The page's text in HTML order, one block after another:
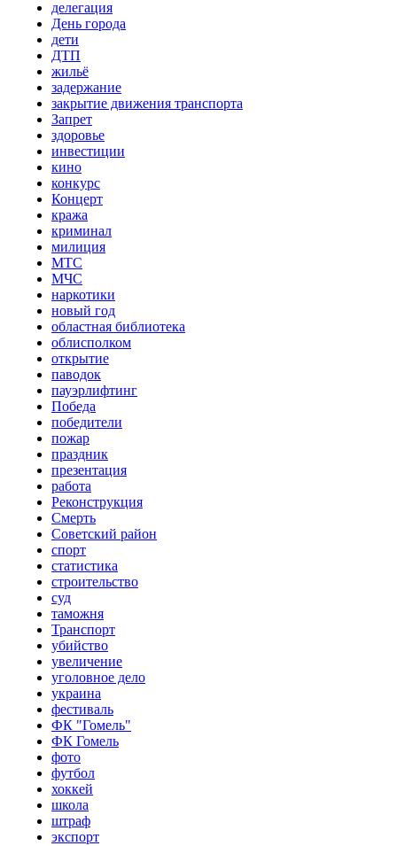
делегация
День города
дети
ДТП
жильё
задержание
закрытие движения транспорта
Запрет
здоровье
инвестиции
кино
конкурс
Концерт
кража
криминал
милиция
МТС
МЧС
наркотики
новый год
областная библиотека
облисполком
открытие
паводок
пауэрлифтинг
Победа
победители
пожар
праздник
презентация
работа
Реконструкция
Смерть
Советский район
спорт
статистика
строительство
суд
таможня
Транспорт
убийство
увеличение
уголовное дело
украина
фестиваль
ФК "Гомель"
ФК Гомель
фото
футбол
хоккей
школа
штраф
экспорт